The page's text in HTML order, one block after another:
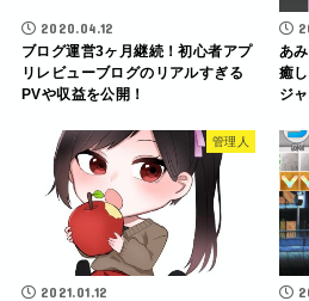
2020.04.12
ブログ運営3ヶ月継続！初心者アプ
リレビューブログのリアルすぎる
PVや収益を公開！
あ
癒
ジ
管理人
2021.01.12